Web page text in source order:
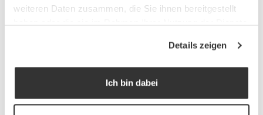
weiteren Daten zusammen, die Sie ihnen bereitgestellt
Details zeigen
Ich bin dabei
Erst Matratzenauflagen machen die Bänke von California & Co.